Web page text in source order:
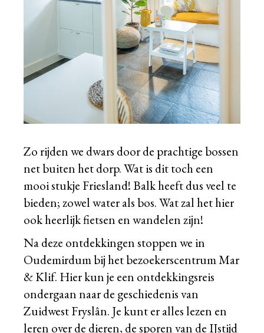
Zo rijden we dwars door de prachtige bossen
net buiten het dorp. Wat is dit toch een
mooi stukje Friesland! Balk heeft dus veel te
bieden; zowel water als bos. Wat zal het hier
ook heerlijk fietsen en wandelen zijn!
Na deze ontdekkingen stoppen we in
Oudemirdum bij het bezoekerscentrum Mar
& Klif. Hier kun je een ontdekkingsreis
ondergaan naar de geschiedenis van
Zuidwest Fryslân. Je kunt er alles lezen en
leren over de dieren, de sporen van de IJstijd